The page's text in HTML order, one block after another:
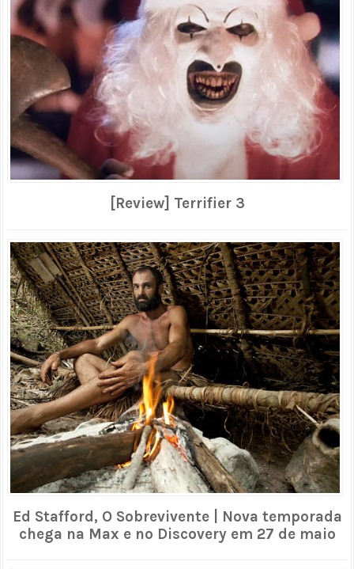
[Review] Terrifier 3
Ed Stafford, O Sobrevivente | Nova temporada
chega na Max e no Discovery em 27 de maio